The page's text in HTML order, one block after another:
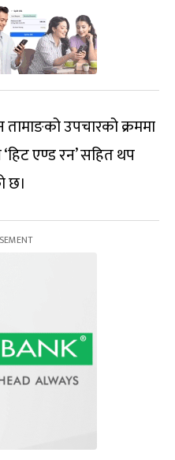
तामाङको उपचारको क्रममा
एण्ड रन’ सहित थप
छ।